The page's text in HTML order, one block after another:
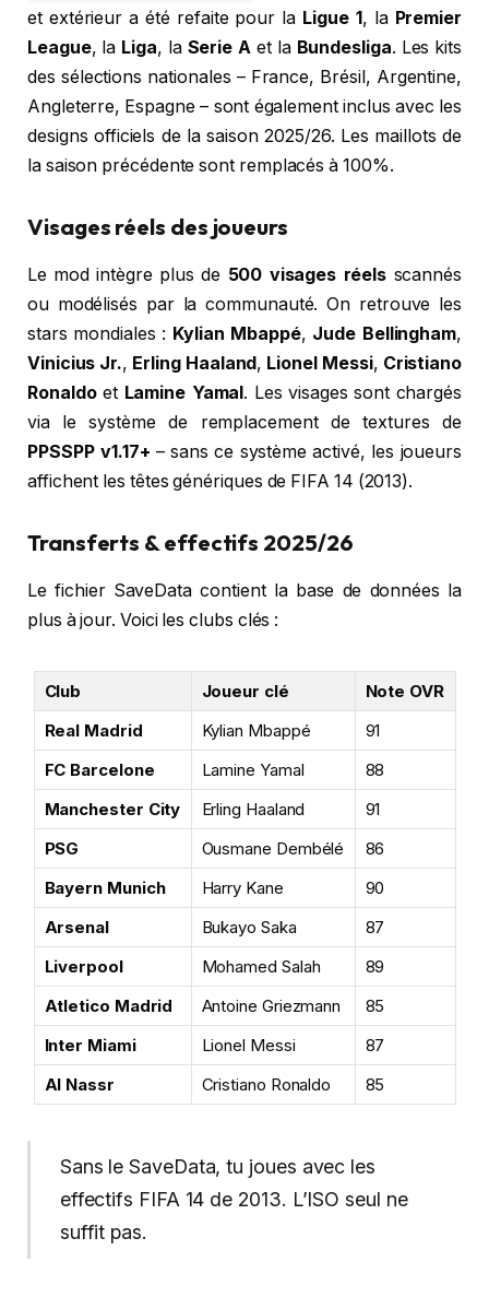
et extérieur a été refaite pour la Ligue 1, la Premier
League, la Liga, la Serie A et la Bundesliga. Les kits
des sélections nationales – France, Brésil, Argentine,
Angleterre, Espagne – sont également inclus avec les
designs officiels de la saison 2025/26. Les maillots de
la saison précédente sont remplacés à 100%.
Visages réels des joueurs
Le mod intègre plus de 500 visages réels scannés
ou modélisés par la communauté. On retrouve les
stars mondiales : Kylian Mbappé, Jude Bellingham,
Vinicius Jr., Erling Haaland, Lionel Messi, Cristiano
Ronaldoet Lamine Yamal. Les visages sont chargés
via le système de remplacement de textures de
PPSSPP v1.17+ – sans ce système activé, les joueurs
affichent les têtes génériques de FIFA 14 (2013).
Transferts & effectifs 2025/26
Le fichier SaveData contient la base de données la
plus à jour. Voici les clubs clés :
Club Joueur clé
Note OVR
Real Madrid
Kylian Mbappé
91
FC Barcelone
Lamine Yamal
88
Manchester City
Erling Haaland
91
PSG
Ousmane Dembélé
86
Bayern Munich
Harry Kane
90
Arsenal
Bukayo Saka
87
Liverpool
Mohamed Salah
89
Atletico Madrid
Antoine Griezmann
85
Inter Miami
Lionel Messi
87
Al Nassr
Cristiano Ronaldo 85
Sans le SaveData, tu joues avec les
effectifs FIFA 14 de 2013. L’ISO seul ne
suffit pas.